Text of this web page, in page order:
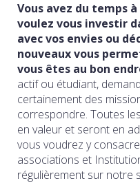
Vous avez du temps
voulez vous investir
avec vos envies ou
nouveaux vous
vous êtes au bon
actif ou étudiant,
certainement des
correspondre. Toutes
en valeur et seront en
vous voudrez y
associations et
régulièrement sur notre